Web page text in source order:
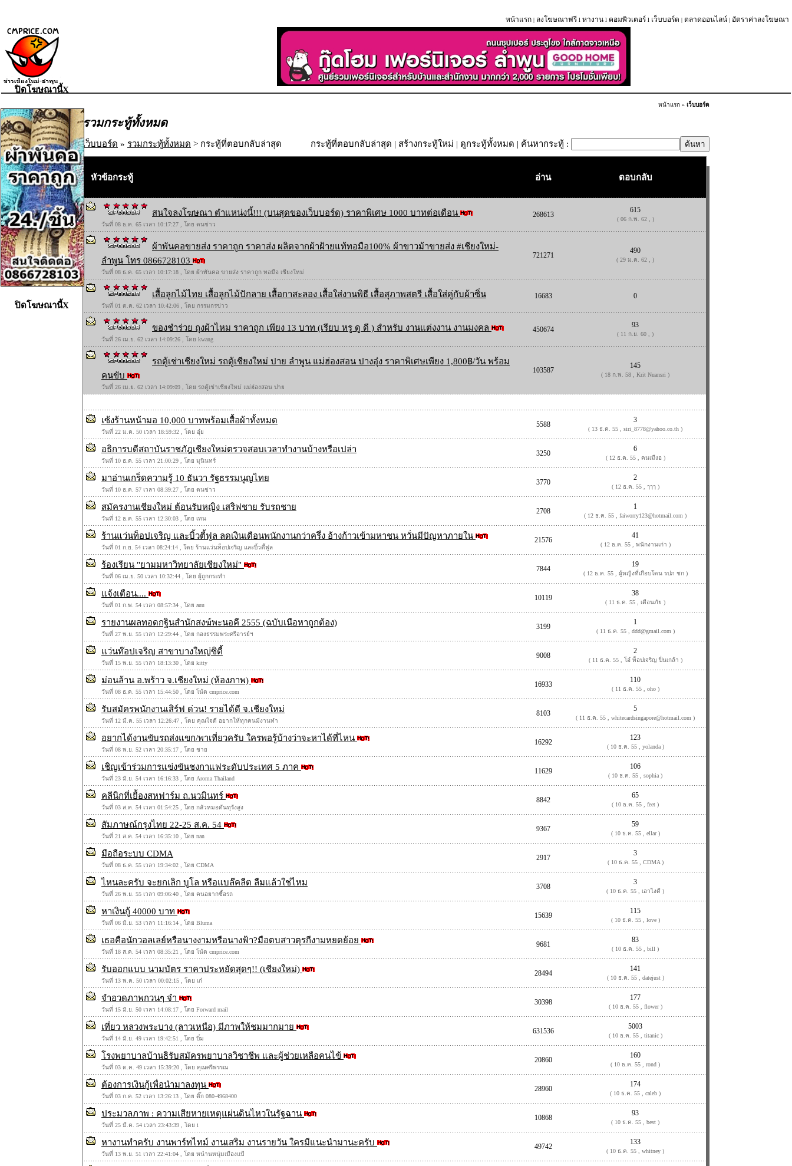
หน้าแรก | ลงโฆษณาฟรี l หางาน l คอมพิวเตอร์ l เว็บบอร์ด | ตลาดออนไลน์ | อัตราค่าลงโฆษณา
หน้าแรก » เว็บบอร์ด
รวมกระทู้ทั้งหมด
เว็บบอร์ด » รวมกระทู้ทั้งหมด > กระทู้ที่ตอบกลับล่าสุด กระทู้ที่ตอบกลับล่าสุด | สร้างกระทู้ใหม่ | ดูกระทู้ทั้งหมด | ค้นหากระทู้ :
หัวข้อกระทู้ อ่าน ตอบกลับ
สนใจลงโฆษณา ตำแหน่งนี้!!! (บนสุดของเว็บบอร์ด) ราคาพิเศษ 1000 บาทต่อเดือน
วันที่ 08 ธ.ค. 65 เวลา 10:17:27 , โดย ตนข่าว
268613
615
( 06 ก.พ. 62 , )
ผ้าพันคอขายส่ง ราคาถูก ราคาส่ง ผลิตจากผ้าฝ้ายแท้ทอมือ100% ผ้าขาวม้าขายส่ง #เชียงใหม่-
ลำพูน โทร 0866728103
วันที่ 08 ธ.ค. 65 เวลา 10:17:18 , โดย ผ้าพันคอ ขายส่ง ราคาถูก ทอมือ เชียงใหม่
721271
490
( 29 ม.ค. 62 , )
เสื้อลูกไม้ไทย เสื้อลูกไม้ปักลาย เสื้อกาสะลอง เสื้อใส่งานพิธี เสื้อสุภาพสตรี เสื้อใส่คู่กับผ้าซิ่น
วันที่ 01 ต.ค. 62 เวลา 10:42:06 , โดย กรรมกรข่าว
16683 0
ของชำร่วย ถุงผ้าไหม ราคาถูก เพียง 13 บาท (เรียบ หรู ดู ดี ) สำหรับ งานแต่งงาน งานมงคล
วันที่ 26 เม.ย. 62 เวลา 14:09:26 , โดย kwang
450674
93
( 11 ก.ย. 60 , )
รถตู้เช่าเชียงใหม่ รถตู้เชียงใหม่ ปาย ลำพูน แม่ฮ่องสอน ปางอุ๋ง ราคาพิเศษเพียง 1,800฿/วัน พร้อม
คนขับ
วันที่ 26 เม.ย. 62 เวลา 14:09:09 , โดย รถตู้เช่าเชียงใหม่ แม่ฮ่องสอน ปาย
103587
145
( 18 ก.พ. 58 , Krit Nuansri )
เซ้งร้านหน้ามอ 10,000 บาทพร้อมเสื้อผ้าทั้งหมด
วันที่ 22 ม.ค. 50 เวลา 18:59:32 , โดย อุ๋ย
5588
3
( 13 ธ.ค. 55 , siri_8778@yahoo.co.th )
อธิการบดีสถาบันราชภัฎเชียงใหม่ตรวจสอบเวลาทำงานบ้างหรือเปล่า
วันที่ 10 ธ.ค. 55 เวลา 21:00:29 , โดย มุนินทร์
3250
6
( 12 ธ.ค. 55 , ฅนเมืงอ )
มาอ่านเกร็ดความรู้ 10 ธันวา รัฐธรรมนูญไทย
วันที่ 10 ธ.ค. 57 เวลา 08:39:27 , โดย ตนข่าว
3770
2
( 12 ธ.ค. 55 , ๅๅๅ )
สมัครงานเชียงใหม่ ต้อนรับหญิง เสริฟชาย รับรถชาย
วันที่ 12 ธ.ค. 55 เวลา 12:30:03 , โดย เทน
2708
1
( 12 ธ.ค. 55 , faiworry123@hotmail.com )
ร้านแว่นท็อปเจริญ และบิ้วตี้ฟูล ลดเงินเดือนพนักงานกว่าครึ่ง อ้างก้าวเข้ามหาชน หวั่นมีปัญหาภายใน
วันที่ 01 ก.ย. 54 เวลา 08:24:14 , โดย ร้านแว่นท็อปเจริญ และบิ้วตี้ฟูล
21576
41
( 12 ธ.ค. 55 , พนักงานเก่า )
ร้องเรียน "ยามมหาวิทยาลัยเชียงใหม่"
วันที่ 06 เม.ย. 50 เวลา 10:32:44 , โดย ผู้ถูกกระทำ
7844
19
( 12 ธ.ค. 55 , ผู้หญิงที่เกือบโดน รปภ ชก )
แจ้งเตือน....
วันที่ 01 ก.พ. 54 เวลา 08:57:34 , โดย auu
10119
38
( 11 ธ.ค. 55 , เตือนภัย )
รายงานผลทอดกฐินสำนักสงฆ์พะนอคี 2555 (ฉบับเนือหาถูกต้อง)
วันที่ 27 พ.ย. 55 เวลา 12:29:44 , โดย กองธรรมพระศรีอารย์ฯ
3199
1
( 11 ธ.ค. 55 , ddd@gmail.com )
แว่นท๊อปเจริญ สาขาบางใหญ่ซิตี้
วันที่ 15 พ.ย. 55 เวลา 18:13:30 , โดย kitty
9008
2
( 11 ธ.ค. 55 , โอ๋ ท็อปเจริญ ปิ่นเกล้า )
ม่อนล้าน อ.พร้าว จ.เชียงใหม่ (ห้องภาพ)
วันที่ 08 ธ.ค. 55 เวลา 15:44:50 , โดย โน้ต cmprice.com
16933
110
( 11 ธ.ค. 55 , oho )
รับสมัครพนักงานเสิร์ฟ ด่วน! รายได้ดี จ.เชียงใหม่
วันที่ 12 มี.ค. 55 เวลา 12:26:47 , โดย คุณใจดี อยากให้ทุกคนมีงานทำ
8103
5
( 11 ธ.ค. 55 , whitecardsingapore@hotmail.com )
อยากได้งานขับรถส่งแขก/พาเที่ยวครับ ใครพอรู้บ้างว่าจะหาได้ที่ไหน
วันที่ 08 พ.ย. 52 เวลา 20:35:17 , โดย ชาย
16292
123
( 10 ธ.ค. 55 , yolanda )
เชิญเข้าร่วมการแข่งขันชงกาแฟระดับประเทศ 5 ภาค
วันที่ 23 มิ.ย. 54 เวลา 16:16:33 , โดย Aroma Thailand
11629
106
( 10 ธ.ค. 55 , sophia )
คลีนิกที่เยื้องสหฟาร์ม ถ.นวมินทร์
วันที่ 03 ส.ค. 54 เวลา 01:54:25 , โดย กลัวหมอดันทุรังสูง
8842
65
( 10 ธ.ค. 55 , feet )
สัมภาษณ์กรุงไทย 22-25 ส.ค. 54
วันที่ 21 ส.ค. 54 เวลา 16:35:10 , โดย nan
9367
59
( 10 ธ.ค. 55 , ellar )
มือถือระบบ CDMA
วันที่ 08 ธ.ค. 55 เวลา 19:34:02 , โดย CDMA
2917
3
( 10 ธ.ค. 55 , CDMA )
ไหนละครับ จะยกเลิก บูโล หรือแบล๊คลีต ลืมแล้วใช่ไหม
วันที่ 26 พ.ย. 55 เวลา 09:06:40 , โดย คนอยากซื้อรถ
3708
3
( 10 ธ.ค. 55 , เอาไงดี )
หาเงินกู้ 40000 บาท
วันที่ 06 มิ.ย. 53 เวลา 11:16:14 , โดย Bluma
15639
115
( 10 ธ.ค. 55 , love )
เธอคือนักวอลเลย์หรือนางงามหรือนางฟ้า?มือตบสาวตุรกีงามหยดย้อย
วันที่ 18 ส.ค. 54 เวลา 08:35:21 , โดย โน้ต cmprice.com
9681
83
( 10 ธ.ค. 55 , bill )
รับออกแบบ นามบัตร ราคาประหยัดสุดๆ!! (เชียงใหม่)
วันที่ 13 พ.ค. 50 เวลา 00:02:15 , โดย เก๋
28494
141
( 10 ธ.ค. 55 , datejust )
จำอวดภาพกวนๆ จ๋า
วันที่ 15 มิ.ย. 50 เวลา 14:08:17 , โดย Forward mail
30398
177
( 10 ธ.ค. 55 , flower )
เที่ยว หลวงพระบาง (ลาวเหนือ) มีภาพให้ชมมากมาย
วันที่ 14 มิ.ย. 49 เวลา 19:42:51 , โดย บิ๋ม
631536
5003
( 10 ธ.ค. 55 , titanic )
โรงพยาบาลบ้านธิรับสมัครพยาบาลวิชาชีพ และผู้ช่วยเหลือคนไข้
วันที่ 03 ต.ค. 49 เวลา 15:39:20 , โดย คุณศรีพรรณ
20860
160
( 10 ธ.ค. 55 , rond )
ต้องการเงินกู้เพื่อนำมาลงทุน
วันที่ 03 ก.ค. 52 เวลา 13:26:13 , โดย ติ๊ก 080-4968400
28960
174
( 10 ธ.ค. 55 , caleb )
ประมวลภาพ : ความเสียหายเหตุแผ่นดินไหวในรัฐฉาน
วันที่ 25 มี.ค. 54 เวลา 23:43:39 , โดย i
10868
93
( 10 ธ.ค. 55 , best )
หางานทำครับ งานพาร์ทไทม์ งานเสริม งานรายวัน ใครมีแนะนำมานะครับ
วันที่ 13 พ.ย. 51 เวลา 22:41:04 , โดย หน๋านหนุ่มเมืองแป้
49742
133
( 10 ธ.ค. 55 , whitney )
ปิดโฆษณานี้X
ปิดโฆษณานี้X